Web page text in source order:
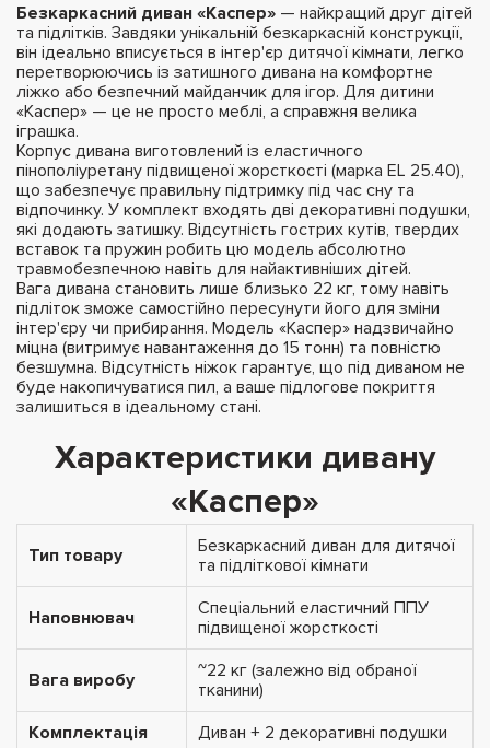
Безкаркасний диван «Каспер» — найкращий друг дітей
та підлітків. Завдяки унікальній безкаркасній конструкції,
він ідеально вписується в інтер'єр дитячої кімнати, легко
перетворюючись із затишного дивана на комфортне
ліжко або безпечний майданчик для ігор. Для дитини
«Каспер» — це не просто меблі, а справжня велика
іграшка.
Корпус дивана виготовлений із еластичного
пінополіуретану підвищеної жорсткості (марка EL 25.40),
що забезпечує правильну підтримку під час сну та
відпочинку. У комплект входять дві декоративні подушки,
які додають затишку. Відсутність гострих кутів, твердих
вставок та пружин робить цю модель абсолютно
травмобезпечною навіть для найактивніших дітей.
Вага дивана становить лише близько 22 кг, тому навіть
підліток зможе самостійно пересунути його для зміни
інтер'єру чи прибирання. Модель «Каспер» надзвичайно
міцна (витримує навантаження до 15 тонн) та повністю
безшумна. Відсутність ніжок гарантує, що під диваном не
буде накопичуватися пил, а ваше підлогове покриття
залишиться в ідеальному стані.
Характеристики дивану
«Каспер»
Тип товару
Безкаркасний диван для дитячої
та підліткової кімнати
Наповнювач
Спеціальний еластичний ППУ
підвищеної жорсткості
Вага виробу
~22 кг (залежно від обраної
тканини)
Комплектація
Диван + 2 декоративні подушки